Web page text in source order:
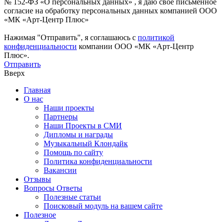
№ 152-ФЗ «О персональных данных» , я даю свое письменное
согласие на обработку персональных данных компанией ООО
«МК «Арт-Центр Плюс»
Нажимая "Отправить", я соглашаюсь с политикой
конфиденциальности компании ООО «МК «Арт-Центр
Плюс».
Отправить
Вверх
Главная
О нас
Наши проекты
Партнеры
Наши Проекты в СМИ
Дипломы и награды
Музыкальный Клондайк
Помощь по сайту
Политика конфиденциальности
Вакансии
Отзывы
Вопросы Ответы
Полезные статьи
Поисковый модуль на вашем сайте
Полезное